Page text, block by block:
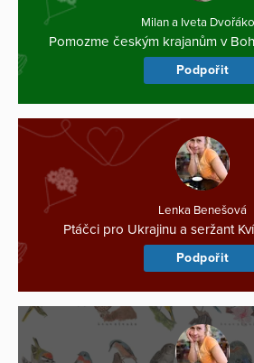
Milan a Iveta
Pomozme českým krajanům v
Podpořit
Lenka Benešová
Ptáčci pro Ukrajinu a seržant
Podpořit